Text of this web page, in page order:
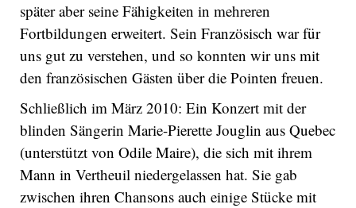
später aber seine Fähigkeiten in mehreren
Fortbildungen erweitert. Sein Französisch war für
uns gut zu verstehen, und so konnten wir uns mit
den französischen Gästen über die Pointen freuen.
Schließlich im März 2010: Ein Konzert mit der
blinden Sängerin Marie-Pierette Jouglin aus Quebec
(unterstützt von Odile Maire), die sich mit ihrem
Mann in Vertheuil niedergelassen hat. Sie gab
zwischen ihren Chansons auch einige Stücke mit